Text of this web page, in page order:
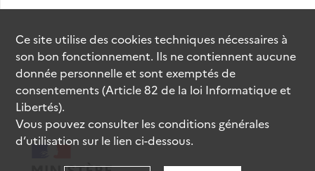
Ce site utilise descookiestechniques nécessaires à
son bon fonctionnement. Ils ne contiennent aucune
donnée personnelle et sont exemptés de
consentements (Article 82 de la loi Informatique et
Libertés).
Vous pouvez consulter les conditions générales
d’utilisation sur le lien ci-dessous.